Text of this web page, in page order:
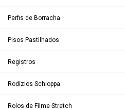
Perfis de Borracha
Pisos Pastilhados
Registros
Rodízios Schioppa
Rolos de Filme Stretch